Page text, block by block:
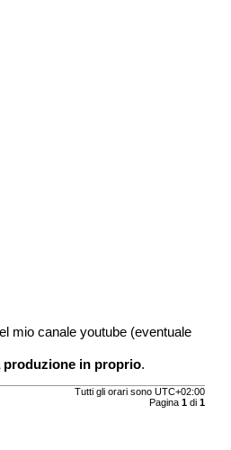
mio canale youtube (eventuale
produzione in proprio.
Tutti gli orari sono UTC+02:00
Pagina 1di 1